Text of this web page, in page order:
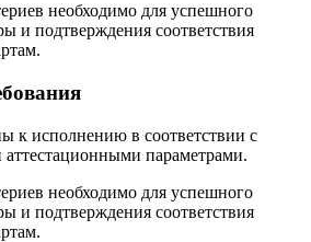
необходимо для успешного
и подтверждения соответствия
к исполнению в соответствии с
параметрами.
необходимо для успешного
и подтверждения соответствия